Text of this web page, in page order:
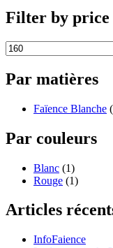
Filter by price
Par matières
Faïence Blanche
Par couleurs
Blanc (1)
Rouge (1)
Articles
InfoFaience